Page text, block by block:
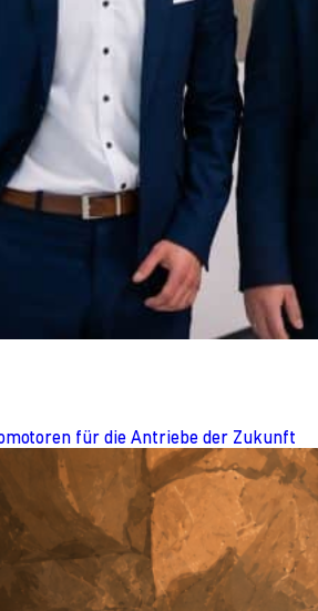
für die Antriebe der Zukunft